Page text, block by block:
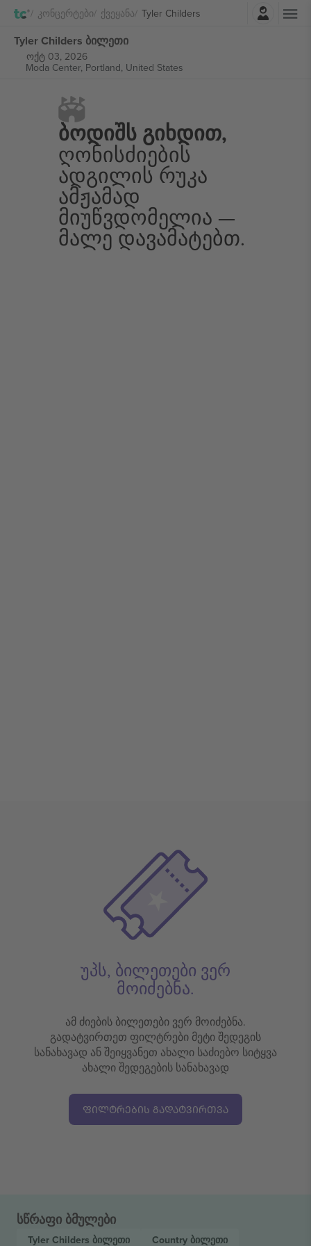
Კონცერტები Ქვეყანა Tyler Childers
შესვლა
Tyler Childers ბილეთი
ოქტ 03, 2026
Moda Center, Portland, United States
Ბოდიშს Გიხდით,
Ღონისძიების
Ადგილის Რუკა
Ამჟამად
Მიუწვდომელია —
Მალე Დავამატებთ.
უპს, ბილეთები ვერ
მოიძებნა.
ამ ძიების ბილეთები ვერ მოიძებნა.
გადატვირთეთ ფილტრები მეტი შედეგის
სანახავად ან შეიყვანეთ ახალი საძიებო სიტყვა
ახალი შედეგების სანახავად
ᲤᲘᲚᲢᲠᲔᲑᲘᲡ ᲒᲐᲓᲐᲢᲕᲘᲠᲗᲕᲐ
სწრაფი ბმულები
Tyler Childers ბილეთი Country ბილეთი